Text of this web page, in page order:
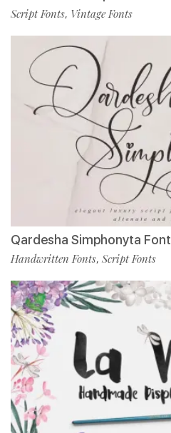
Script Fonts, Vintage Fonts
Qardesha Simphonyta Font
Handwritten Fonts, Script Fonts